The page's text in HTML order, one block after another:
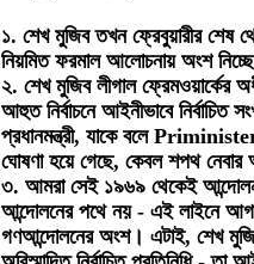
১. শেখ মুজিব তখন ফ্রেবুয়ারীর শেষ
নিয়মিত ফরমাল আলোচনায় অংশ
২. শেখ মুজিব লীগাল ফ্রেমওয়ার্কের
আহুত নির্বাচনে আইনীভাবে নির্বাচিত
প্রধানমন্ত্রী, যাকে বলে
ঘোষণা হয়ে গেছে, কেবল শপথ নেবার
৩. আমরা সেই ১৯৬৯ থেকেই আন্দোলন
আন্দোলনের পথে নয় - এই লাইনে
গণআন্দোলনের অংশ। এটাই, শেখ